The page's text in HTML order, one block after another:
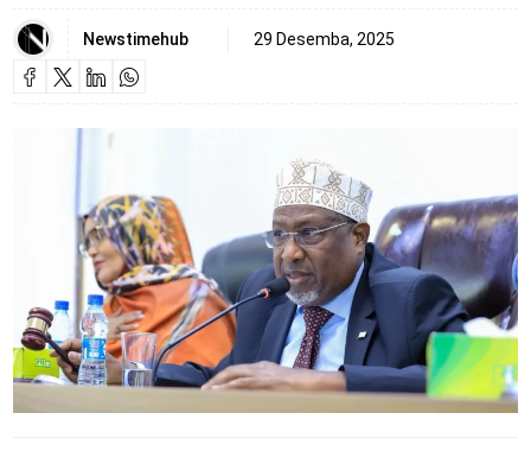
Newstimehub 29 Desemba, 2025